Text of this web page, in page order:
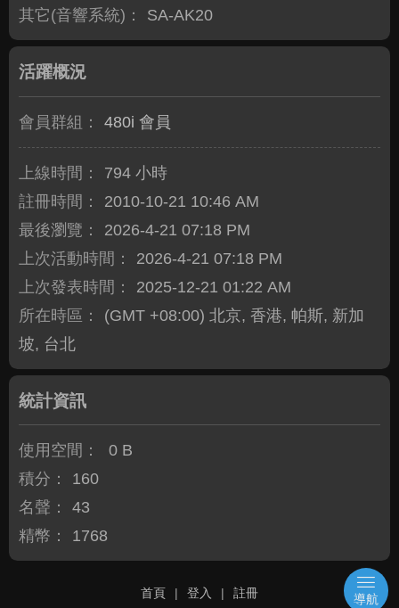
其它(音響系統)：
SA-AK20
活躍概況
會員群組： 480i 會員
上線時間：
794 小時
註冊時間：
2010-10-21 10:46 AM
最後瀏覽：
2026-4-21 07:18 PM
上次活動時間：
2026-4-21 07:18 PM
上次發表時間：
2025-12-21 01:22 AM
所在時區：
(GMT +08:00) 北京, 香港, 帕斯, 新加
坡, 台北
統計資訊
使用空間：
0 B
積分：
160
名聲：
43
精幣：
1768
首頁 | 登入 | 註冊 導航